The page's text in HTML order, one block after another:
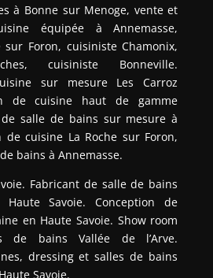
à Bonne sur Menoge, vente et
équipée à Annemasse,
sur Foron, cuisiniste Chamonix,
cuisiniste Bonneville.
sur mesure Les Carroz
de cuisine haut de gamme
de salle de bains sur mesure à
de cuisine La Roche sur Foron,
bains à Annemasse.
Fabricant de salle de bains
Haute Savoie. Conception de
en Haute Savoie. Show room
de bains Vallée de l’Arve.
dressing et salles de bains
Savoie.